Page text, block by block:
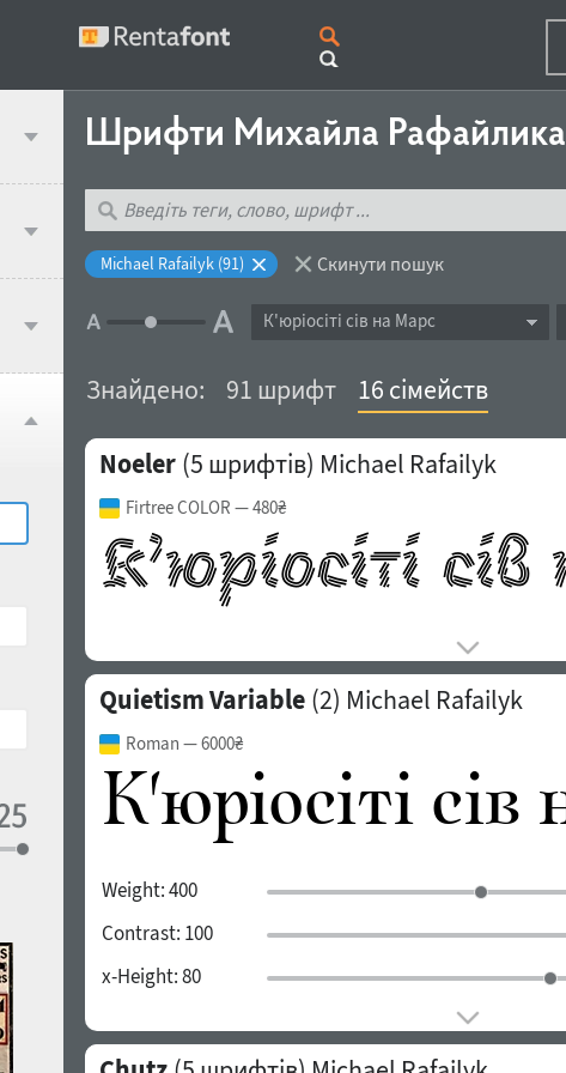
Шрифти Михайла Рафайлика
Michael Rafailyk (91) Скинути пошук
К'юрiосiтi сів на Марс
Знайдено: 91 шрифт 16 сімейств
Noeler (5 шрифтів) Michael Rafailyk
Firtree COLOR — 480₴
Quietism Variable (2) Michael Rafailyk
Roman — 6000₴
Weight:400
Contrast: 100
x-Height:80